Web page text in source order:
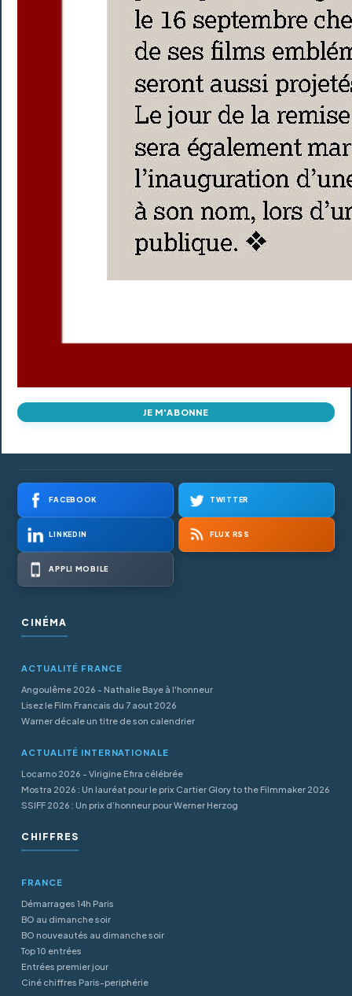
JE M'ABONNE
FACEBOOK TWITTER
LINKEDIN FLUX RSS
APPLI MOBILE
CINÉMA
ACTUALITÉ FRANCE
Angoulême 2026 - Nathalie Baye à l'honneur
Lisez le Film Francais du 7 aout 2026
Warner décale un titre de son calendrier
ACTUALITÉ INTERNATIONALE
Locarno 2026 - Virigine Efira célébrée
Mostra 2026 : Un lauréat pour le prix Cartier Glory to the Filmmaker 2026
SSIFF 2026 : Un prix d’honneur pour Werner Herzog
CHIFFRES
FRANCE
Démarrages 14h Paris
BO au dimanche soir
BO nouveautés au dimanche soir
Top 10 entrées
Entrées premier jour
Ciné chiffres Paris-periphérie